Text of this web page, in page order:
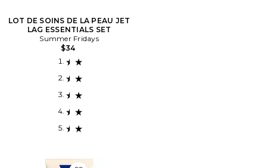
LOT DE SOINS DE LA PEAU JET
LAG ESSENTIALS SET
Summer Fridays
$34